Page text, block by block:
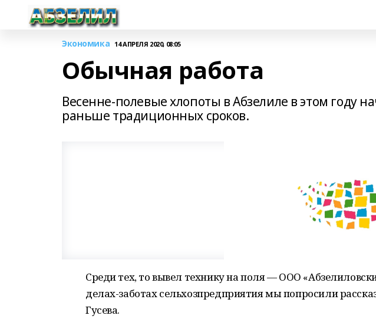
Экономика 14 АПРЕЛЯ 2020, 08:05
Обычная работа
Весенне-полевые хлопоты в Абзелиле в этом году
раньше традиционных сроков.
Среди тех, то вывел технику на поля — ООО
делах-заботах сельхозпредприятия мы попросили
Гусева.